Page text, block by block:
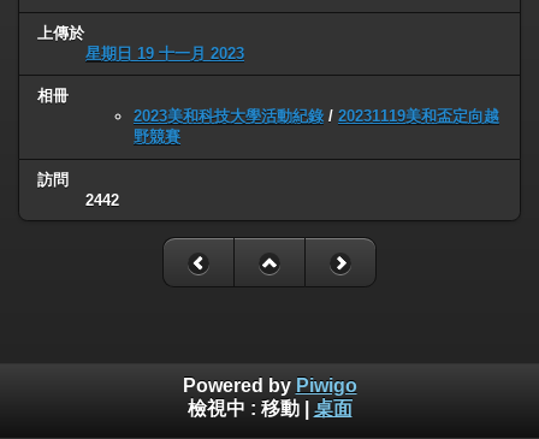
上傳於
星期日 19 十一月 2023
相冊
2023美和科技大學活動紀錄 / 20231119美和盃定向越
野競賽
訪問
2442
Powered by Piwigo
檢視中 : 移動| 桌面